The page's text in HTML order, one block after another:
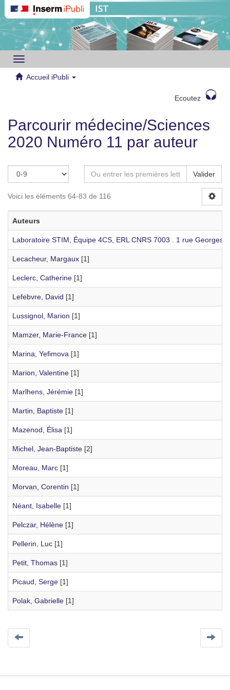
Toggle
navigation
Accueil iPubli
Ecoutez
Parcourir médecine/Sciences
2020 Numéro 11 par auteur
Valider
Voici les éléments 64-83 de 116
Auteurs
Laboratoire STIM, Équipe 4CS, ERL CNRS 7003 . 1 rue Georges
Lecacheur, Margaux [1]
Leclerc, Catherine [1]
Lefebvre, David [1]
Lussignol, Marion [1]
Mamzer, Marie-France [1]
Marina, Yefimova [1]
Marion, Valentine [1]
Marlhens, Jérémie [1]
Martin, Baptiste [1]
Mazenod, Élisa [1]
Michel, Jean-Baptiste [2]
Moreau, Marc [1]
Morvan, Corentin [1]
Néant, Isabelle [1]
Pelczar, Hélène [1]
Pellerin, Luc [1]
Petit, Thomas [1]
Picaud, Serge [1]
Polak, Gabrielle [1]